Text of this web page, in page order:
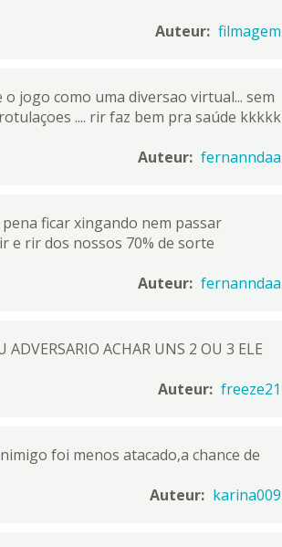
Auteur: filmagem
jogo como uma diversao virtual... sem
.... rir faz bem pra saúde kkkkk
Auteur: fernanndaa
ficar xingando nem passar
e rir dos nossos 70% de sorte
Auteur: fernanndaa
ADVERSARIO ACHAR UNS 2 OU 3 ELE
Auteur: freeze21
foi menos atacado,a chance de
Auteur: karina009